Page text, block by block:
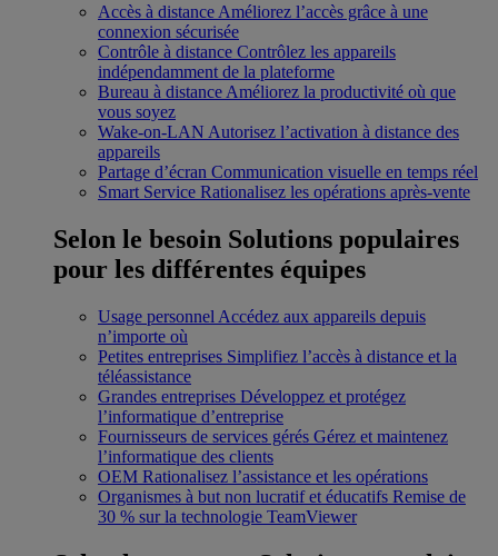
Accès à distance Améliorez l’accès grâce à une
connexion sécurisée
Contrôle à distance Contrôlez les appareils
indépendamment de la plateforme
Bureau à distance Améliorez la productivité où que
vous soyez
Wake-on-LAN Autorisez l’activation à distance des
appareils
Partage d’écran Communication visuelle en temps réel
Smart Service Rationalisez les opérations après-vente
Selon le besoin Solutions populaires
pour les différentes équipes
Usage personnel Accédez aux appareils depuis
n’importe où
Petites entreprises Simplifiez l’accès à distance et la
téléassistance
Grandes entreprises Développez et protégez
l’informatique d’entreprise
Fournisseurs de services gérés Gérez et maintenez
l’informatique des clients
OEM Rationalisez l’assistance et les opérations
Organismes à but non lucratif et éducatifs Remise de
30 % sur la technologie TeamViewer